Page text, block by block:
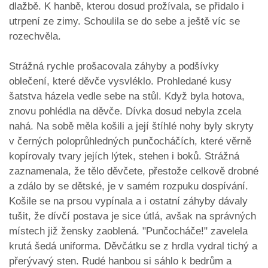
dlažbě. K hanbě, kterou dosud prožívala, se přidalo i
utrpení ze zimy. Schoulila se do sebe a ještě víc se
rozechvěla.
Strážná rychle prošacovala záhyby a podšívky
oblečení, které děvče vysvléklo. Prohledané kusy
šatstva házela vedle sebe na stůl. Když byla hotova,
znovu pohlédla na děvče. Dívka dosud nebyla zcela
nahá. Na sobě měla košili a její štíhlé nohy byly skryty
v černých poloprůhledných punčocháčích, které věrně
kopírovaly tvary jejích lýtek, stehen i boků. Strážná
zaznamenala, že tělo děvčete, přestože celkově drobné
a zdálo by se dětské, je v samém rozpuku dospívání.
Košile se na prsou vypínala a i ostatní záhyby dávaly
tušit, že dívčí postava je sice útlá, avšak na správných
místech již žensky zaoblená. "Punčocháče!" zavelela
krutá šedá uniforma. Děvčátku se z hrdla vydral tichý a
přerývavý sten. Rudé hanbou si sáhlo k bedrům a